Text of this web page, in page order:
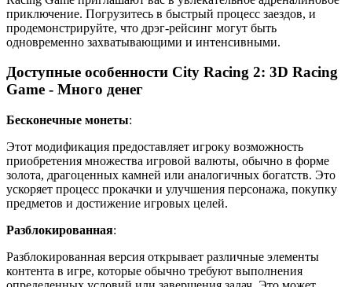
приключение. Погрузитесь в быстрый процесс заездов, и
продемонстрируйте, что дрэг-рейсинг могут быть
одновременно захватывающими и интенсивными.
Доступные особенности City Racing 2: 3D Racing
Game - Много денег
Бесконечные монеты:
Этот модификация предоставляет игроку возможность
приобретения множества игровой валюты, обычно в форме
золота, драгоценных камней или аналогичных богатств. Это
ускоряет процесс прокачки и улучшения персонажа, покупку
предметов и достижение игровых целей.
Разблокированная:
Разблокированная версия открывает различные элементы
контента в игре, которые обычно требуют выполнения